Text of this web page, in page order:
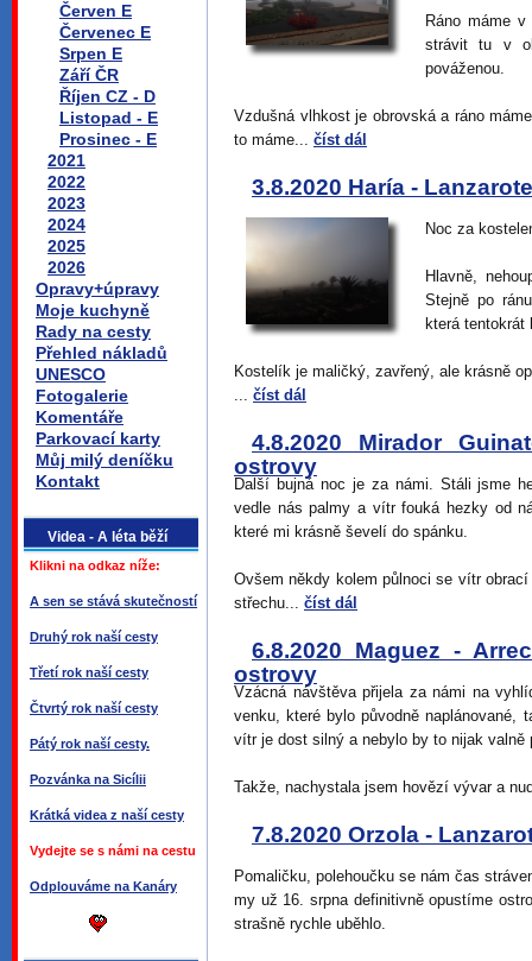
Červen E
Červenec E
Srpen E
Září ČR
Říjen CZ - D
Listopad - E
Prosinec - E
2021
2022
2023
2024
2025
2026
Opravy+úpravy
Moje kuchyně
Rady na cesty
Přehled nákladů
UNESCO
Fotogalerie
Komentáře
Parkovací karty
Můj milý deníčku
Kontakt
Videa - A léta běží
Klikni na odkaz níže:
A sen se stává skutečností
Druhý rok naší cesty
Třetí rok naší cesty
Čtvrtý rok naší cesty
Pátý rok naší cesty.
Pozvánka na Sicílii
Krátká videa z naší cesty
Vydejte se s námi na cestu
Odplouváme na Kanáry
Ráno máme
strávit tu v
pováženou.
Vzdušná vlhkost je obrovská a ráno
to máme... číst dál
3.8.2020 Haría -
Noc za
Hlavně,
Stejně po
která tentokrát
Kostelík je maličký, zavřený, ale krásně
... číst dál
4.8.2020 Mirador
ostrovy
Další bujná noc je za námi. Stáli jsme
vedle nás palmy a vítr fouká hezky od
které mi krásně ševelí do spánku.
Ovšem někdy kolem půlnoci se vítr
střechu... číst dál
6.8.2020 Maguez -
ostrovy
Vzácná návštěva přijela za námi na
venku, které bylo původně naplánované,
vítr je dost silný a nebylo by to nijak valně
Takže, nachystala jsem hovězí vývar a
7.8.2020 Orzola -
Pomaličku, polehoučku se nám čas
my už 16. srpna definitivně opustíme
strašně rychle uběhlo.